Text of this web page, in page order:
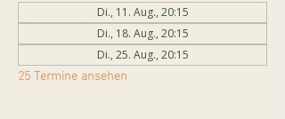
Di., 11. Aug., 20:15
Di., 18. Aug., 20:15
Di., 25. Aug., 20:15
25 Termine ansehen